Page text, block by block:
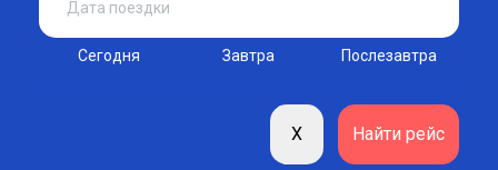
Сегодня Завтра Послезавтра